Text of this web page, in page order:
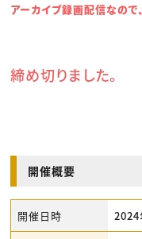
アーカイブ録画配信なので
締め切りました。
開催概要
開催日時 2024